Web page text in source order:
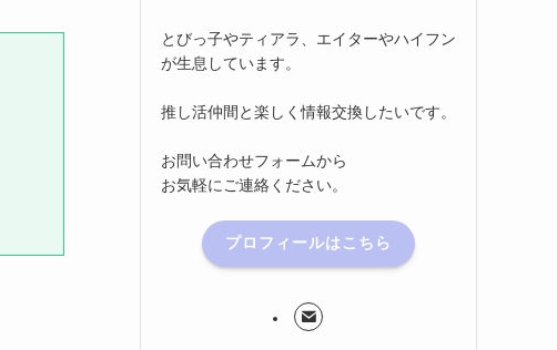
とびっ子やティアラ、エイターやハイフン
が生息しています。
推し活仲間と楽しく情報交換したいです。
お問い合わせフォームから
お気軽にご連絡ください。
プロフィールはこちら